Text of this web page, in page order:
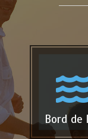
Bord de